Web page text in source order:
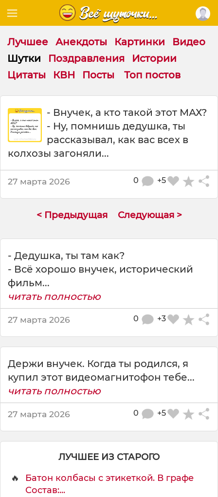
Лучшее Анекдоты Картинки
Видео
Шутки
Поздравления
Истории
Цитаты
КВН Посты Топ постов
-
у
а
- Внучек, а кто такой этот МАХ?
- Ну, помнишь дедушка, ты
рассказывал, как вас всех в
колхозы загоняли...
27 марта 2026 +5
0
< Предыдущая Следующая >
- Дедушка, ты там как?
- Всё хорошо внучек, исторический
фильм...
читать полностью
27 марта 2026 +3
0
Держи внучек. Когда ты родился, я
купил этот видеомагнитофон тебе...
читать полностью
27 марта 2026 +5
0
ЛУЧШЕЕ ИЗ СТАРОГО
🔥
Батон колбасы с этикеткой. В графе
Состав:...